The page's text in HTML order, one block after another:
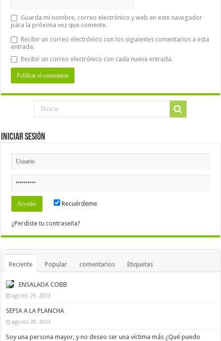
Guarda mi nombre, correo electrónico y web en este navegador
para la próxima vez que comente.
Recibir un correo electrónico con los siguientes comentarios a esta
entrada.
Recibir un correo electrónico con cada nueva entrada.
Iniciar Sesión
Recuérdeme
¿Perdiste tu contraseña?
Reciente Popular comentarios Etiquetas
ENSALADA COBB
agosto 29, 2023
SEPIA A LA PLANCHA
agosto 28, 2023
Soy una persona mayor, y no deseo ser una víctima más ¿Qué puedo